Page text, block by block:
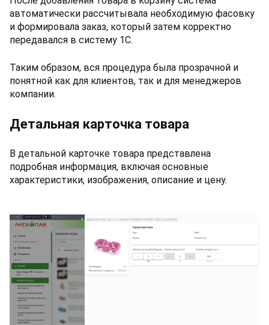
автоматически рассчитывала необходимую фасовку
и формировала заказ, который затем корректно
передавался в систему 1С.
Таким образом, вся процедура была прозрачной и
понятной как для клиентов, так и для менеджеров
компании.
Детальная карточка товара
В детальной карточке товара представлена
подробная информация, включая основные
характеристики, изображения, описание и цену.